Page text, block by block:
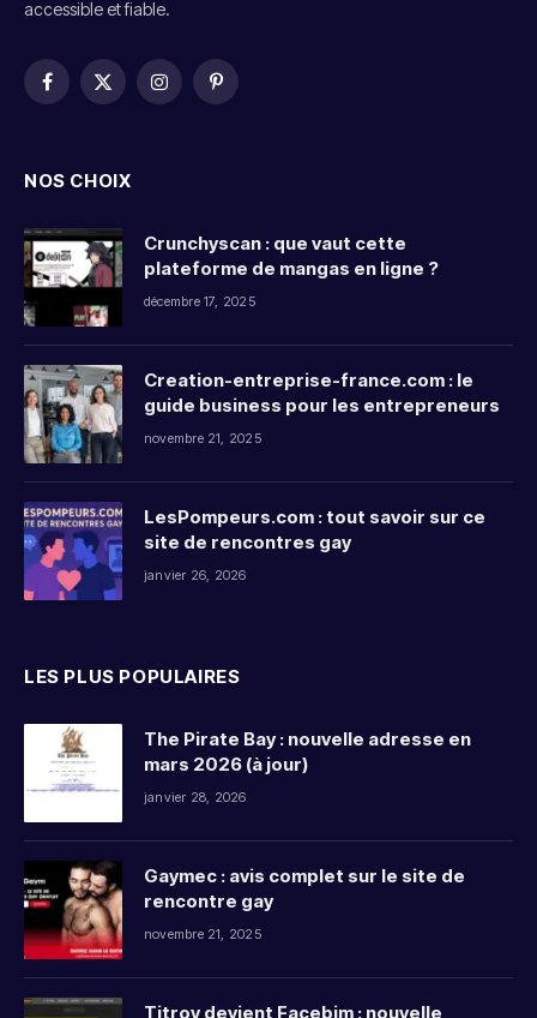
accessible et fiable.
Facebook
X
InstagramPinterest
NOS CHOIX
Crunchyscan : que vaut cette
plateforme de mangas en ligne ?
décembre 17, 2025
Creation-entreprise-france.com​ : le
guide business pour les entrepreneurs
novembre 21, 2025
LesPompeurs.com : tout savoir sur ce
site de rencontres gay
janvier 26, 2026
LES PLUS POPULAIRES
The Pirate Bay : nouvelle adresse en
mars 2026 (à jour)
janvier 28, 2026
Gaymec : avis complet sur le site de
rencontre gay
novembre 21, 2025
Titrov devient Facebim : nouvelle